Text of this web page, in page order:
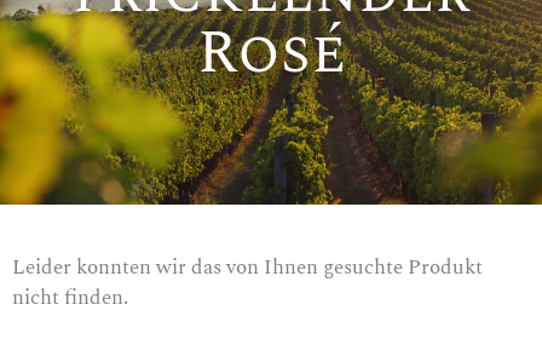
Rosé
Leider konnten wir das von Ihnen gesuchte Produkt
nicht finden.